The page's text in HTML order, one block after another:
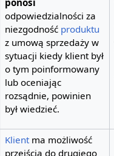
ponosi
odpowiedzialności za
niezgodność produktu
z umową sprzedaży w
sytuacji kiedy klient był
o tym poinformowany
lub oceniając
rozsądnie, powinien
był wiedzieć.
Klientma możliwość
przejścia do drugiego